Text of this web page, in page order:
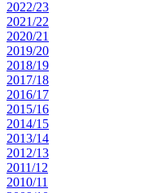
2022/23
2021/22
2020/21
2019/20
2018/19
2017/18
2016/17
2015/16
2014/15
2013/14
2012/13
2011/12
2010/11